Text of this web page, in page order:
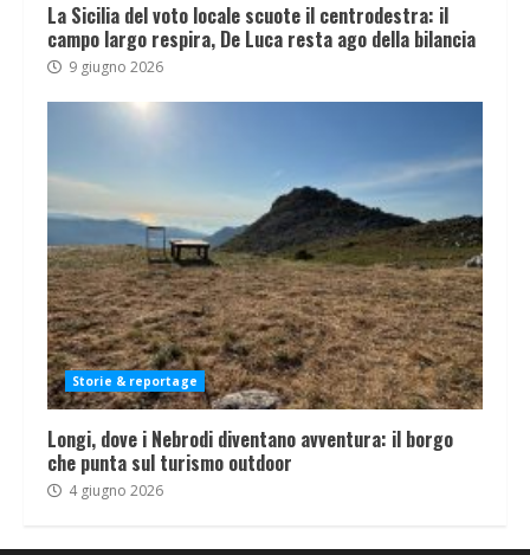
La Sicilia del voto locale scuote il centrodestra: il
campo largo respira, De Luca resta ago della bilancia
9 giugno 2026
Storie & reportage
Longi, dove i Nebrodi diventano avventura: il borgo
che punta sul turismo outdoor
4 giugno 2026